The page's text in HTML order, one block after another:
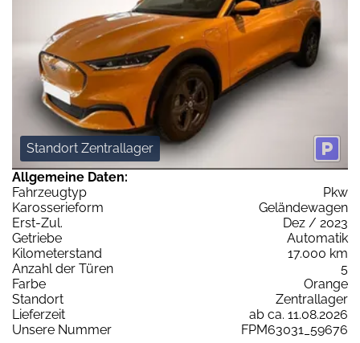
Standort Zentrallager
Allgemeine Daten:
Fahrzeugtyp
Pkw
Karosserieform
Geländewagen
Erst-Zul.
Dez / 2023
Getriebe
Automatik
Kilometerstand
17.000 km
Anzahl der Türen
5
Farbe
Orange
Standort
Zentrallager
Lieferzeit
ab ca. 11.08.2026
Unsere Nummer
FPM63031_59676